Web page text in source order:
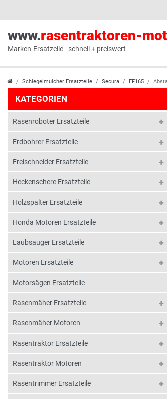
www.rasentraktoren-
Marken-Ersatzeile - schnell + preiswert
Schlegelmulcher Ersatzteile Secura EF165
KATEGORIEN
Rasenroboter Ersatzteile
Erdbohrer Ersatzteile
Freischneider Ersatzteile
Heckenschere Ersatzteile
Holzspalter Ersatzteile
Honda Motoren Ersatzteile
Laubsauger Ersatzteile
Motoren Ersatzteile
Motorsägen Ersatzteile
Rasenmäher Ersatzteile
Rasenmäher Motoren
Rasentraktor Ersatzteile
Rasentraktor Motoren
Rasentrimmer Ersatzteile